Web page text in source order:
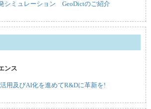
シミュレーション GeoDictのご紹介
ンス
用及びAI化を進めてR&Dに革新を!